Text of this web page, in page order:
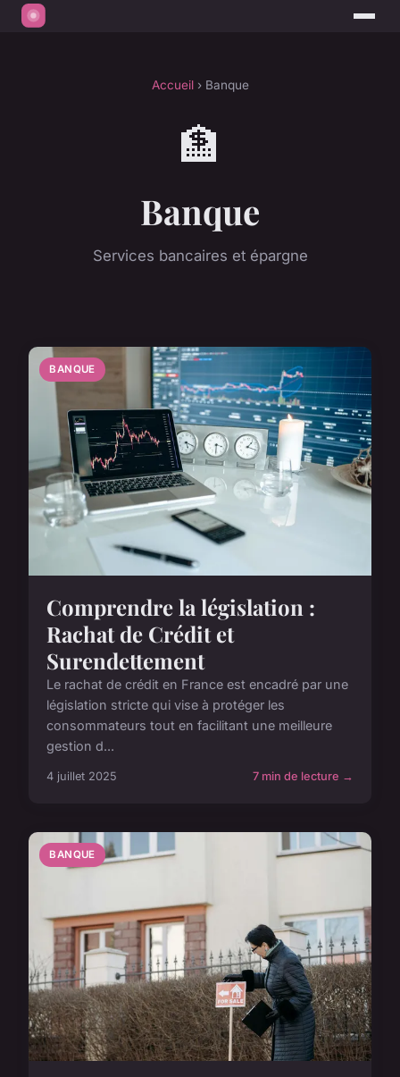
Accueil› Banque
🏦
Banque
Services bancaires et épargne
BANQUE
Comprendre la législation :
Rachat de Crédit et
Surendettement
Le rachat de crédit en France est encadré par une
législation stricte qui vise à protéger les
consommateurs tout en facilitant une meilleure
gestion d...
4 juillet 2025 7 min de lecture →
BANQUE